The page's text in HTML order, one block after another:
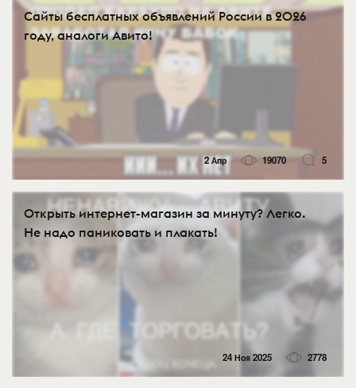
Сайты бесплатных объявлений России в 2026
году, аналоги Авито!
2 Апр 19070 5
Открыть интернет-магазин за минуту? Легко.
Не надо паниковать и плакать!
24 Ноя 2025 2778